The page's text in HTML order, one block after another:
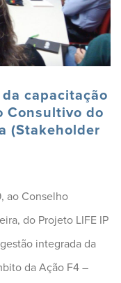
capacitação
Consultivo do
(Stakeholder
ao Conselho
do Projeto LIFE IP
integrada da
da Ação F4 –